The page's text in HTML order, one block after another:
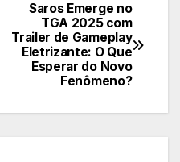
Saros Emerge no
TGA 2025 com
Trailer de Gameplay
Eletrizante: O Que
Esperar do Novo
Fenômeno?